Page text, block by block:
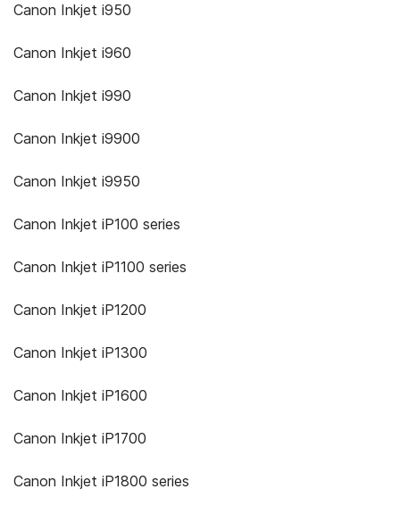
Canon Inkjet i950
Canon Inkjet i960
Canon Inkjet i990
Canon Inkjet i9900
Canon Inkjet i9950
Canon Inkjet iP100 series
Canon Inkjet iP1100 series
Canon Inkjet iP1200
Canon Inkjet iP1300
Canon Inkjet iP1600
Canon Inkjet iP1700
Canon Inkjet iP1800 series